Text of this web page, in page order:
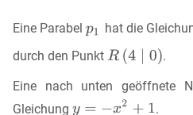
Eine Parabel hat die
durch den Punkt
.
Eine nach unten geöffnete
Gleichung
.